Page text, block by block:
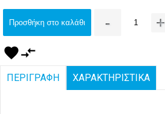
Προσθήκη στο καλάθι - +
favoritecompare_arrows
ΠΕΡΙΓΡΑΦΗ ΧΑΡΑΚΤΗΡΙΣΤΙΚΑ